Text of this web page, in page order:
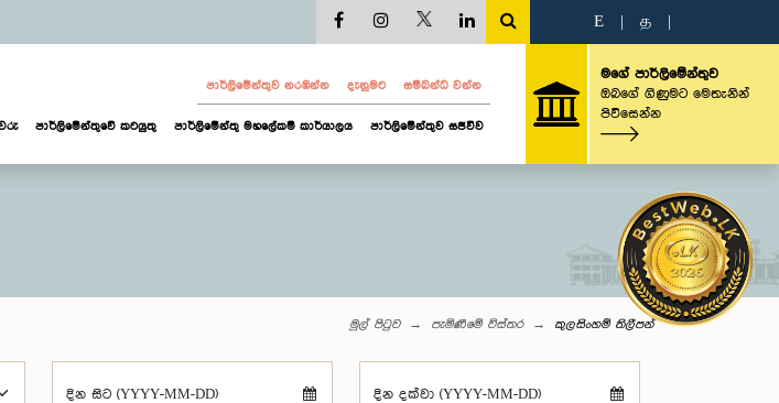
E த
පාර්ලි‌මේන්තුව නරඹන්න දැනුමට සම්බන්ධ වන්න
පාර්ලිමේන්තුවේ කටයුතු පාර්ලිමේන්තු මහලේකම් කාර්යාලය පාර්ලිමේන්තුව සජීවීව
මගේ පාර්ලිමේන්තුව
ඔබගේ ගිණුමට මෙතැනින්
පිවිසෙන්න
මුල් පිටුව පැමිණීමේ විස්තර කුලසිංහම් තිලීපන්
දින සිට (YYYY-MM-DD) දින දක්වා (YYYY-MM-DD)